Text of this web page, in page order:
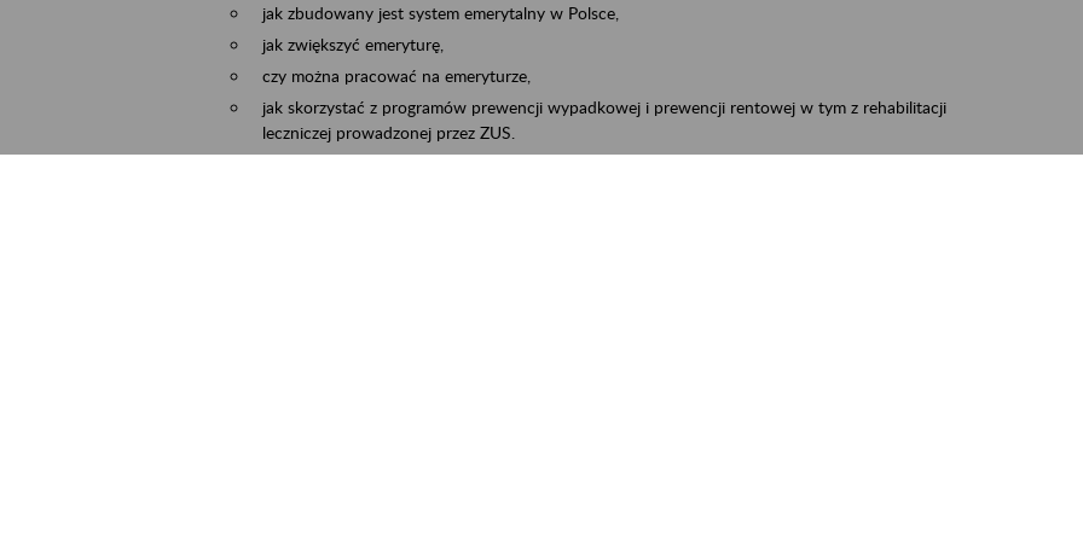
jak zbudowany jest system emerytalny w Polsce,
jak zwiększyć emeryturę,
czy można pracować na emeryturze,
jak skorzystać z programów prewencji wypadkowej i prewencji rentowej w tym z rehabilitacji
leczniczej prowadzonej przez ZUS.